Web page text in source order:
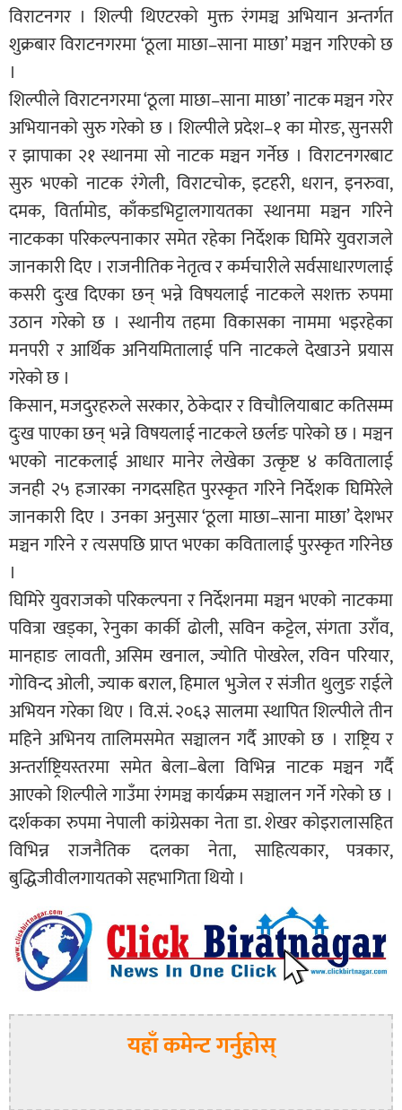
विराटनगर । शिल्पी थिएटरको मुक्त रंगमञ्च अभियान अन्तर्गत
शुक्रबार विराटनगरमा ‘ठूला माछा–साना माछा’ मञ्चन गरिएको छ
।
शिल्पीले विराटनगरमा ‘ठूला माछा–साना माछा’ नाटक मञ्चन गरेर
अभियानको सुरु गरेको छ । शिल्पीले प्रदेश–१ का मोरङ, सुनसरी
र झापाका २१ स्थानमा सो नाटक मञ्चन गर्नेछ । विराटनगरबाट
सुरु भएको नाटक रंगेली, विराटचोक, इटहरी, धरान, इनरुवा,
दमक, विर्तामोड, काँकडभिट्टालगायतका स्थानमा मञ्चन गरिने
नाटकका परिकल्पनाकार समेत रहेका निर्देशक घिमिरे युवराजले
जानकारी दिए । राजनीतिक नेतृत्व र कर्मचारीले सर्वसाधारणलाई
कसरी दुःख दिएका छन् भन्ने विषयलाई नाटकले सशक्त रुपमा
उठान गरेको छ । स्थानीय तहमा विकासका नाममा भइरहेका
मनपरी र आर्थिक अनियमितालाई पनि नाटकले देखाउने प्रयास
गरेको छ ।
किसान, मजदुरहरुले सरकार, ठेकेदार र विचौलियाबाट कतिसम्म
दुःख पाएका छन् भन्ने विषयलाई नाटकले छर्लङ पारेको छ । मञ्चन
भएको नाटकलाई आधार मानेर लेखेका उत्कृष्ट ४ कवितालाई
जनही २५ हजारका नगदसहित पुरस्कृत गरिने निर्देशक घिमिरेले
जानकारी दिए । उनका अनुसार ‘ठूला माछा–साना माछा’ देशभर
मञ्चन गरिने र त्यसपछि प्राप्त भएका कवितालाई पुरस्कृत गरिनेछ
।
घिमिरे युवराजको परिकल्पना र निर्देशनमा मञ्चन भएको नाटकमा
पवित्रा खड्का, रेनुका कार्की ढोली, सविन कट्टेल, संगता उराँव,
मानहाङ लावती, असिम खनाल, ज्योति पोखरेल, रविन परियार,
गोविन्द ओली, ज्याक बराल, हिमाल भुजेल र संजीत थुलुङ राईले
अभियन गरेका थिए । वि.सं. २०६३ सालमा स्थापित शिल्पीले तीन
महिने अभिनय तालिमसमेत सञ्चालन गर्दै आएको छ । राष्ट्रिय र
अन्तर्राष्ट्रियस्तरमा समेत बेला–बेला विभिन्न नाटक मञ्चन गर्दै
आएको शिल्पीले गाउँमा रंगमञ्च कार्यक्रम सञ्चालन गर्ने गरेको छ ।
दर्शकका रुपमा नेपाली कांग्रेसका नेता डा. शेखर कोइरालासहित
विभिन्न राजनैतिक दलका नेता, साहित्यकार, पत्रकार,
बुद्धिजीवीलगायतको सहभागिता थियो ।
यहाँ कमेन्ट गर्नुहोस्